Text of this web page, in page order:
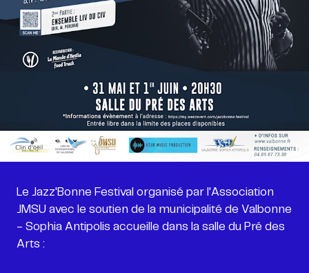
Le Jazz'Bonne Festival organisé par l'Association
JMSU avec le soutien de la municipalité de Valbonne
- Sophia Antipolis accueille dans la salle du Pré des
Arts :